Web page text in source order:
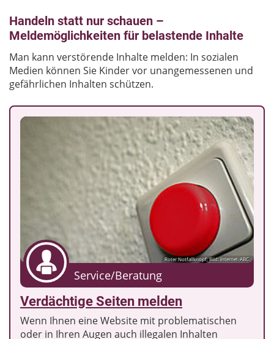
Handeln statt nur schauen –
Meldemöglichkeiten für belastende Inhalte
Man kann verstörende Inhalte melden: In sozialen
Medien können Sie Kinder vor unangemessenen und
gefährlichen Inhalten schützen.
Roter Notfallknopf; Bild: Internet-ABC
Service/Beratung
Verdächtige Seiten melden
Wenn Ihnen eine Website mit problematischen
oder in Ihren Augen auch illegalen Inhalten